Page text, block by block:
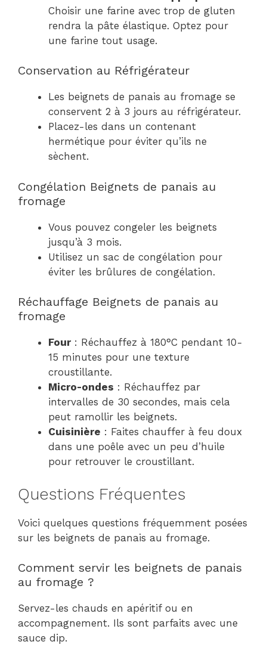
Choisir une farine avec trop de gluten
rendra la pâte élastique. Optez pour
une farine tout usage.
Conservation au Réfrigérateur
Les beignets de panais au fromage se
conservent 2 à 3 jours au réfrigérateur.
Placez-les dans un contenant
hermétique pour éviter qu’ils ne
sèchent.
Congélation Beignets de panais au
fromage
Vous pouvez congeler les beignets
jusqu’à 3 mois.
Utilisez un sac de congélation pour
éviter les brûlures de congélation.
Réchauffage Beignets de panais au
fromage
Four: Réchauffez à 180°C pendant 10-
15 minutes pour une texture
croustillante.
Micro-ondes : Réchauffez par
intervalles de 30 secondes, mais cela
peut ramollir les beignets.
Cuisinière : Faites chauffer à feu doux
dans une poêle avec un peu d’huile
pour retrouver le croustillant.
Questions Fréquentes
Voici quelques questions fréquemment posées
sur les beignets de panais au fromage.
Comment servir les beignets de panais
au fromage ?
Servez-les chauds en apéritif ou en
accompagnement. Ils sont parfaits avec une
sauce dip.